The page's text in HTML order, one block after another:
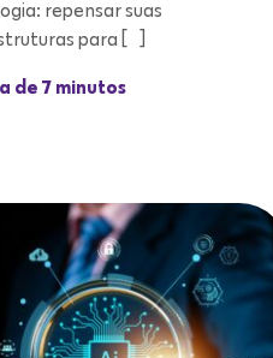
repensar suas
para […]
de 7 minutos